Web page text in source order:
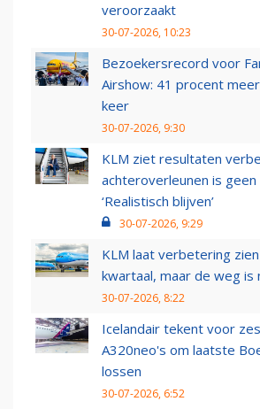
veroorzaakt
30-07-2026, 10:23
Bezoekersrecord voor
Airshow: 41 procent
keer
30-07-2026, 9:30
KLM ziet resultaten
achteroverleunen is geen
‘Realistisch blijven’
30-07-2026, 9:29
KLM laat verbetering
kwartaal, maar de weg is
30-07-2026, 8:22
Icelandair tekent voor
A320neo's om laatste
lossen
30-07-2026, 6:52